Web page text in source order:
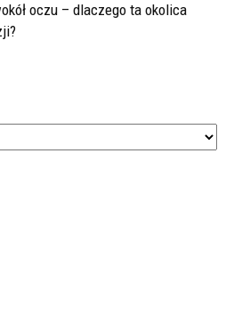
oczu – dlaczego ta okolica